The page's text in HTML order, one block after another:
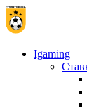
Igaming